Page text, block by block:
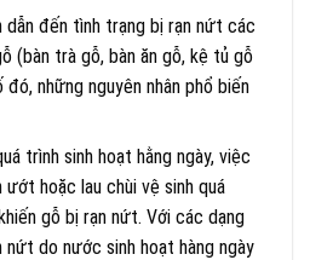
dẫn đến tình trạng bị rạn nứt các
(bàn trà gỗ, bàn ăn gỗ, kệ tủ gỗ
những nguyên nhân phổ biến
trình sinh hoạt hằng ngày, việc
hoặc lau chùi vệ sinh quá
gỗ bị rạn nứt. Với các dạng
do nước sinh hoạt hàng ngày